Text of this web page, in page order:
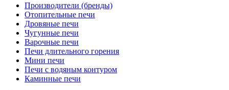
Производители (бренды)
Отопительные печи
Дровяные печи
Чугунные печи
Варочные печи
Печи длительного горения
Мини печи
Печи с водяным контуром
Каминные печи